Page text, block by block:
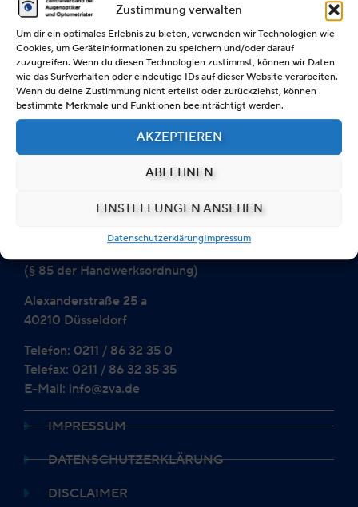
Zustimmung verwalten
Um dir ein optimales Erlebnis zu bieten, verwenden wir Technologien wie
Cookies, um Geräteinformationen zu speichern und/oder darauf
zuzugreifen. Wenn du diesen Technologien zustimmst, können wir Daten
wie das Surfverhalten oder eindeutige IDs auf dieser Website verarbeiten.
Wenn du deine Zustimmung nicht erteilst oder zurückziehst, können
bestimmte Merkmale und Funktionen beeinträchtigt werden.
AKZEPTIEREN
ABLEHNEN
EINSTELLUNGEN ANSEHEN
DatenschutzerklärungImpressum
Angemeldet bleiben
REGISTRIEREN
Passwort vergessen?
Zentralverband der Augenoptiker
und Optometristen
(§ 85 der Handwerksordnung)
Alexanderstraße 25 a
40210 Düsseldorf
Telefon: 0211 / 86 32 35 0
Telefax: 0211 / 86 32 35 35
E-Mail: info@zva.de
IMPRESSUM
DATENSCHUTZERKLÄRUNG
DISCLAIMER